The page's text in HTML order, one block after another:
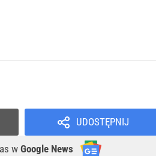
UDOSTĘPNIJ
w Google News